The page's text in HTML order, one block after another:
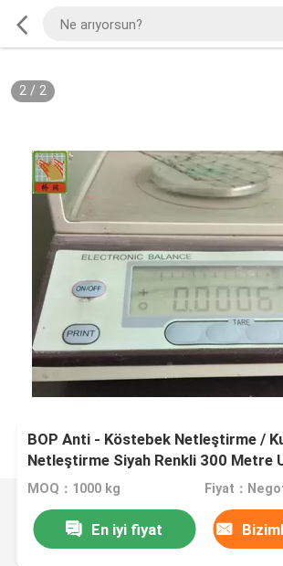
2/ 2
BOP Anti - Köstebek Netleştirme /
Netleştirme Siyah Renkli 300 Metre
MOQ：1000 kg Fiyat：
En iyi fiyat